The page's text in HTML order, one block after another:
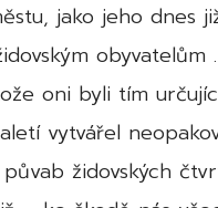
jako jeho dnes
obyvatelům
oni byli tím
vytvářel
židovských